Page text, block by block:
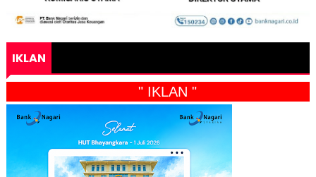
IKLAN
" IKLAN "